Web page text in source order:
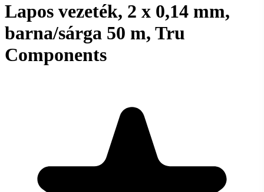
Lapos vezeték, 2 x 0,14 mm,
barna/sárga 50 m, Tru
Components